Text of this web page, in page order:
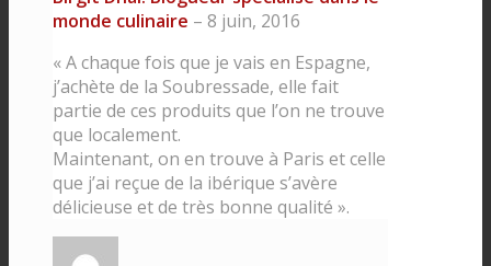
monde culinaire – 8 juin, 2016
« A chaque fois que je vais en Espagne,
j’achète de la Soubressade, elle fait
partie de ces produits que l’on ne trouve
que localement.
Maintenant, on en trouve à Paris et celle
que j’ai reçue de la ibérique s’avère
délicieuse et de très bonne qualité ».